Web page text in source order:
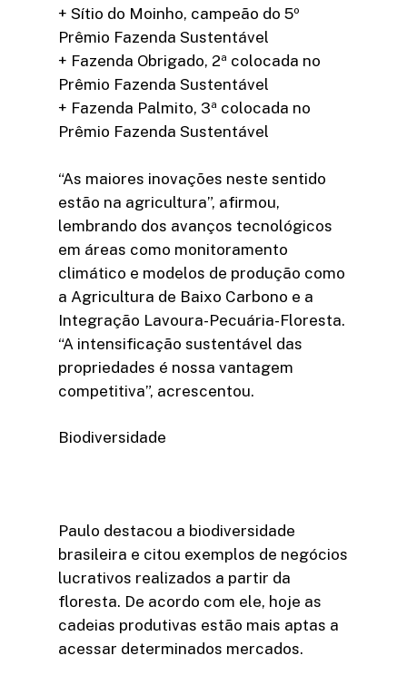
+ Sítio do Moinho, campeão do 5º
Prêmio Fazenda Sustentável
+ Fazenda Obrigado, 2ª colocada no
Prêmio Fazenda Sustentável
+ Fazenda Palmito, 3ª colocada no
Prêmio Fazenda Sustentável
“As maiores inovações neste sentido
estão na agricultura”, afirmou,
lembrando dos avanços tecnológicos
em áreas como monitoramento
climático e modelos de produção como
a Agricultura de Baixo Carbono e a
Integração Lavoura-Pecuária-Floresta.
“A intensificação sustentável das
propriedades é nossa vantagem
competitiva”, acrescentou.
Biodiversidade
Paulo destacou a biodiversidade
brasileira e citou exemplos de negócios
lucrativos realizados a partir da
floresta. De acordo com ele, hoje as
cadeias produtivas estão mais aptas a
acessar determinados mercados.